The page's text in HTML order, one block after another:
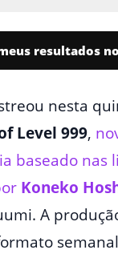
resultados
nesta
Level 999,
baseado nas
Koneko
A